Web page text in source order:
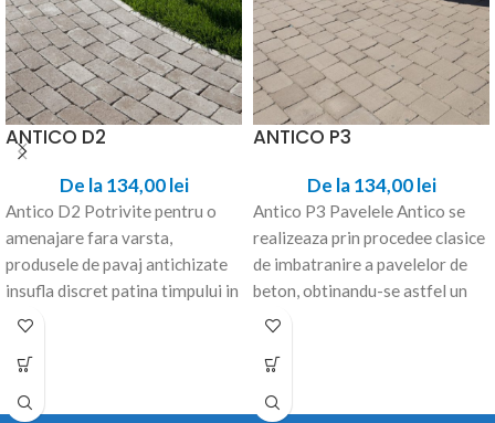
ANTICO D2
De la 134,00lei
Antico D2 Potrivite pentru o
amenajare fara varsta,
produsele de pavaj antichizate
insufla discret patina timpului in
spatiul amenajat. Disponibile
ANTICO P3
De la 134,00lei
Antico P3 Pavelele Antico se
realizeaza prin procedee clasice
de imbatranire a pavelelor de
beton, obtinandu-se astfel un
aspect care